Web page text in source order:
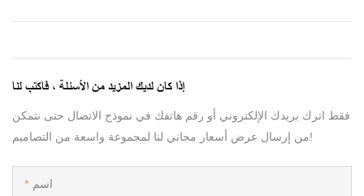
إذا كان لديك المزيد من الأسئلة ، فاكتب لنا
فقط اترك بريدك الإلكتروني أو رقم هاتفك في نموذج الاتصال حتى نتمكن
من إرسال عرض أسعار مجاني لنا لمجموعة واسعة من التصاميم!
اسم